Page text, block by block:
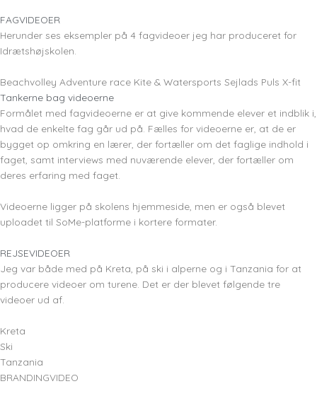
FAGVIDEOER
Herunder ses eksempler på 4 fagvideoer jeg har produceret for
Idrætshøjskolen.
Beachvolley Adventure race Kite & Watersports Sejlads Puls X-fit
Tankerne bag videoerne
Formålet med fagvideoerne er at give kommende elever et indblik i,
hvad de enkelte fag går ud på. Fælles for videoerne er, at de er
bygget op omkring en lærer, der fortæller om det faglige indhold i
faget, samt interviews med nuværende elever, der fortæller om
deres erfaring med faget.
Videoerne ligger på skolens hjemmeside, men er også blevet
uploadet til SoMe-platforme i kortere formater.
REJSEVIDEOER
Jeg var både med på Kreta, på ski i alperne og i Tanzania for at
producere videoer om turene. Det er der blevet følgende tre
videoer ud af.
Kreta
Ski
Tanzania
BRANDINGVIDEO